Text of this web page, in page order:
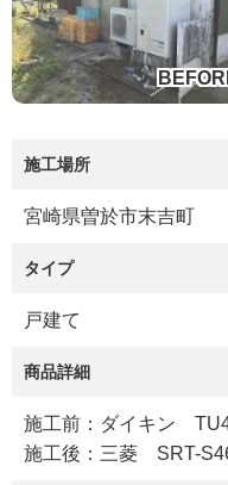
施工場所
宮崎県曽於市末吉町
タイプ
戸建て
商品詳細
施工前：ダイキン
施工後：三菱 SRT-